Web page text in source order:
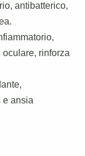
antibatterico,
rinforza
e ansia